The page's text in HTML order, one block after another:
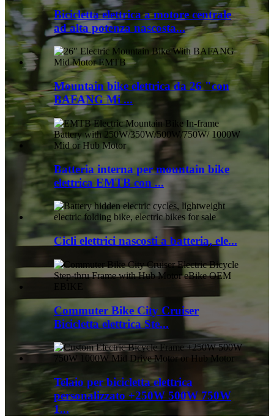
Bicicletta elettrica a motore centrale
ad alta potenza nascosta...
Mountain bike elettrica da 26 "con
BAFANG Mi ...
Batteria interna per mountain bike
elettrica EMTB con ...
Cicli elettrici nascosti a batteria, ele...
Commuter Bike City Cruiser
Bicicletta elettrica Ste...
Telaio per bicicletta elettrica
personalizzato +250W 500W 750W
1...